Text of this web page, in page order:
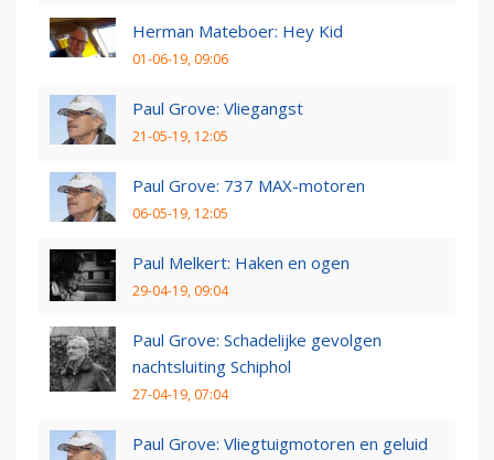
Herman Mateboer: Hey Kid
01-06-19, 09:06
Paul Grove: Vliegangst
21-05-19, 12:05
Paul Grove: 737 MAX-motoren
06-05-19, 12:05
Paul Melkert: Haken en ogen
29-04-19, 09:04
Paul Grove: Schadelijke gevolgen
nachtsluiting Schiphol
27-04-19, 07:04
Paul Grove: Vliegtuigmotoren en geluid